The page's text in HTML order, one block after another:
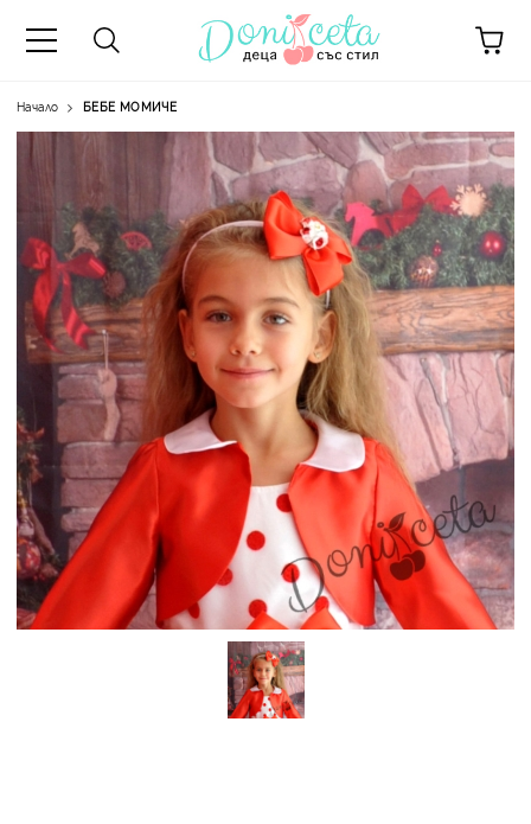
-50%
Начало БЕБЕ МОМИЧЕ